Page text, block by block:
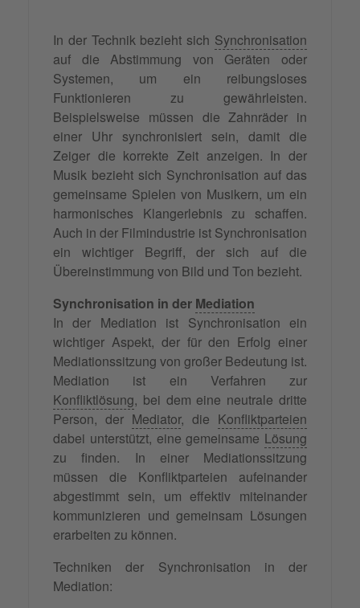
In der Technik bezieht sich Synchronisation
auf die Abstimmung von Geräten oder
Systemen, um ein reibungsloses
Funktionieren zu gewährleisten.
Beispielsweise müssen die Zahnräder in
einer Uhr synchronisiert sein, damit die
Zeiger die korrekte Zeit anzeigen. In der
Musik bezieht sich Synchronisation auf das
gemeinsame Spielen von Musikern, um ein
harmonisches Klangerlebnis zu schaffen.
Auch in der Filmindustrie ist Synchronisation
ein wichtiger Begriff, der sich auf die
Übereinstimmung von Bild und Ton bezieht.
Synchronisation in der Mediation
In der Mediation ist Synchronisation ein
wichtiger Aspekt, der für den Erfolg einer
Mediationssitzung von großer Bedeutung ist.
Mediation ist ein Verfahren zur
Konfliktlösung, bei dem eine neutrale dritte
Person, der Mediator, die Konfliktparteien
dabei unterstützt, eine gemeinsame Lösung
zu finden. In einer Mediationssitzung
müssen die Konfliktparteien aufeinander
abgestimmt sein, um effektiv miteinander
kommunizieren und gemeinsam Lösungen
erarbeiten zu können.
Techniken der Synchronisation in der
Mediation: